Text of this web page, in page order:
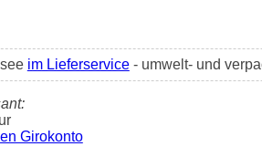
im Lieferservice- umwelt- und
Girokonto